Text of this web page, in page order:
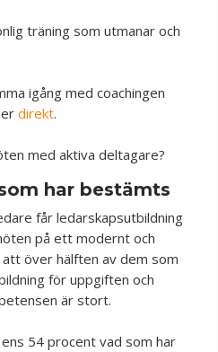
träning som utmanar och
igång med coachingen
direkt.
med aktiva deltagare?
har bestämts
får ledarskapsutbildning
på ett modernt och
över hälften av dem som
för uppgiften och
är stort.
54 procent vad som har